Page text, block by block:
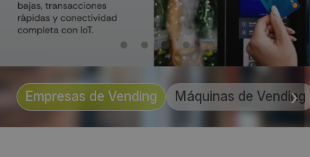
Empresas de Vending Máquinas de Vending